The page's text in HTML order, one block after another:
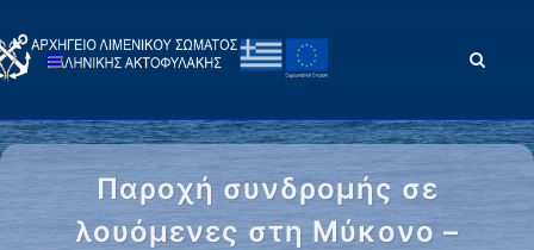
Παροχή συνδρομής σε
λουόμενες στη Μύκονο –